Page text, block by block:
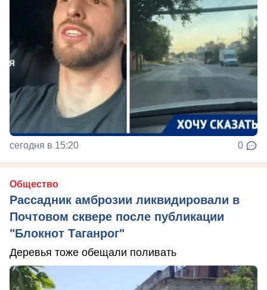
сегодня в 15:20 0
Общество
Рассадник амброзии ликвидировали в
Почтовом сквере после публикации
"Блокнот Таганрог"
Деревья тоже обещали поливать